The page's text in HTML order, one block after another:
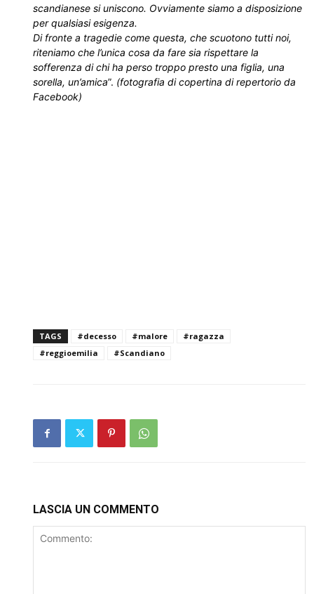
scandianese si uniscono. Ovviamente siamo a disposizione
per qualsiasi esigenza.
Di fronte a tragedie come questa, che scuotono tutti noi,
riteniamo che l’unica cosa da fare sia rispettare la
sofferenza di chi ha perso troppo presto una figlia, una
sorella, un’amica”. (fotografia di copertina di repertorio da
Facebook)
TAGS #decesso #malore
#ragazza
#reggioemilia
#Scandiano
LASCIA UN COMMENTO